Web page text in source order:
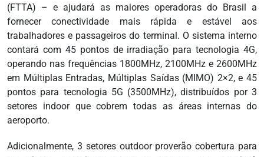
(FTTA) – e ajudará as maiores operadoras do Brasil a
fornecer conectividade mais rápida e estável aos
trabalhadores e passageiros do terminal. O sistema interno
contará com 45 pontos de irradiação para tecnologia 4G,
operando nas frequências 1800MHz, 2100MHz e 2600MHz
em Múltiplas Entradas, Múltiplas Saídas (MIMO) 2×2, e 45
pontos para tecnologia 5G (3500MHz), distribuídos por 3
setores indoor que cobrem todas as áreas internas do
aeroporto.
Adicionalmente, 3 setores outdoor proverão cobertura para